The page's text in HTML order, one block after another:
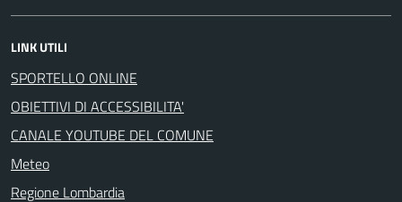
LINK UTILI
SPORTELLO ONLINE
OBIETTIVI DI ACCESSIBILITA'
CANALE YOUTUBE DEL COMUNE
Meteo
Regione Lombardia